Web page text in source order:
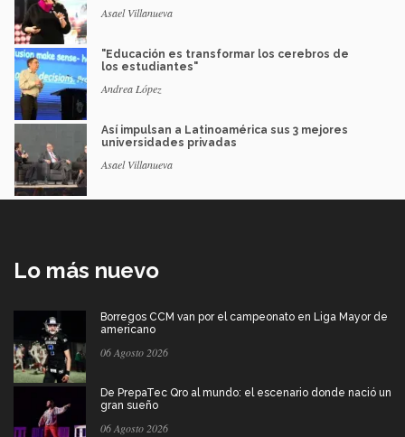
Asael Villanueva
"Educación es transformar los cerebros de
los estudiantes"
Andrea López
Así impulsan a Latinoamérica sus 3 mejores
universidades privadas
Asael Villanueva
Lo más nuevo
Borregos CCM van por el campeonato en Liga Mayor de
americano
06 Agosto 2026
De PrepaTec Qro al mundo: el escenario donde nació un
gran sueño
06 Agosto 2026